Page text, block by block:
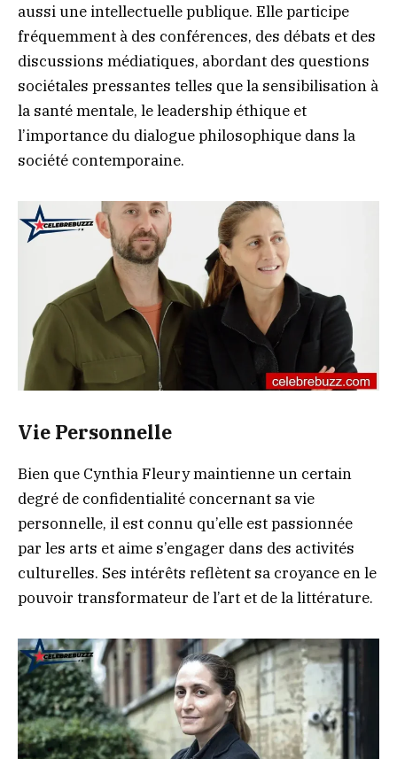
aussi une intellectuelle publique. Elle participe
fréquemment à des conférences, des débats et des
discussions médiatiques, abordant des questions
sociétales pressantes telles que la sensibilisation à
la santé mentale, le leadership éthique et
l’importance du dialogue philosophique dans la
société contemporaine.
Vie Personnelle
Bien que Cynthia Fleury maintienne un certain
degré de confidentialité concernant sa vie
personnelle, il est connu qu’elle est passionnée
par les arts et aime s’engager dans des activités
culturelles. Ses intérêts reflètent sa croyance en le
pouvoir transformateur de l’art et de la littérature.